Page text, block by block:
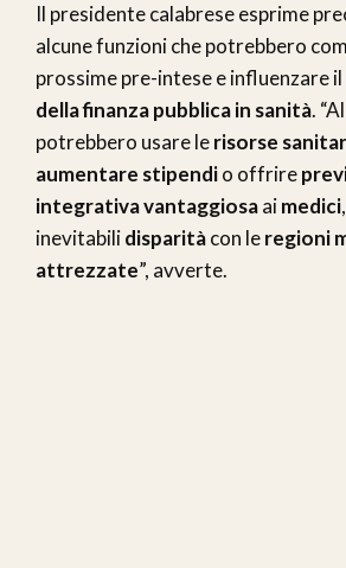
Il presidente calabrese esprime
alcune funzioni che potrebbero
prossime pre-intese e influenzare il
della finanza pubblica in sanità.
potrebbero usare lerisorse
aumentare stipendio offrire
integrativa vantaggiosaaimedici
inevitabilidisparitàcon leregioni
attrezzate”, avverte.